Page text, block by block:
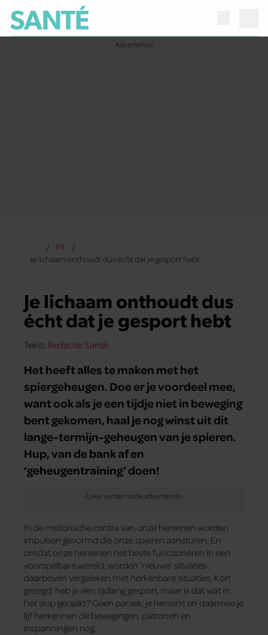
Fit
Je lichaam onthoudt dus écht dat je gesport hebt
Je lichaam onthoudt dus
écht dat je gesport hebt
Tekst: Redactie Santé
Het heeft alles te maken met het
spiergeheugen. Doe er je voordeel mee,
want ook als je een tijdje niet in beweging
bent gekomen, haal je nog winst uit dit
lange-termijn-geheugen van je spieren.
Hup, van de bank af en
‘geheugentraining’ doen!
In de motorische centra van onze hersenen worden
impulsen gevormd die onze spieren aansturen. En
omdat onze hersenen het beste functioneren in een
voorspelbare wereld, worden ‘nieuwe’ situaties
daarboven vergeleken met herkenbare situaties. Kort
gezegd: heb je een tijdlang gesport, maar is dat wat in
het slop geraakt? Geen paniek, je hersens en daarmee je
lijf herkennen de bewegingen, patronen en
inspanningen nog.